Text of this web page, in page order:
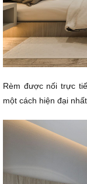
Rèm được nối trực
một cách hiện đại